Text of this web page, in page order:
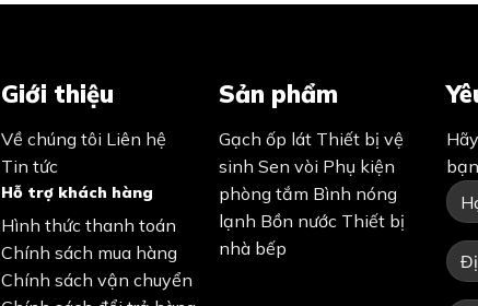
Giới thiệu
Về chúng tôi Liên hệ
Tin tức
Hỗ trợ khách hàng
Hình thức thanh toán
Chính sách mua hàng
Chính sách vận chuyển
Sản phẩm
Gạch ốp lát Thiết bị vệ
sinh Sen vòi Phụ kiện
phòng tắm Bình nóng
lạnh Bồn nước Thiết bị
nhà bếp